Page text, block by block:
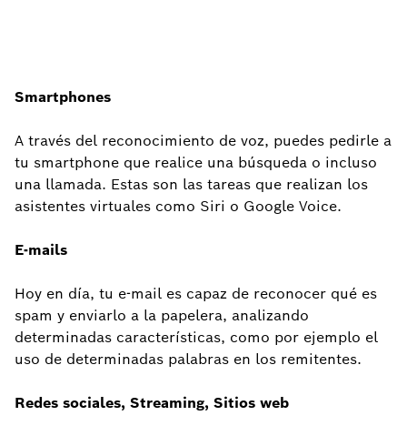
Smartphones
A través del reconocimiento de voz, puedes pedirle a
tu smartphone que realice una búsqueda o incluso
una llamada. Estas son las tareas que realizan los
asistentes virtuales como Siri o Google Voice.
E-mails
Hoy en día, tu e-mail es capaz de reconocer qué es
spam y enviarlo a la papelera, analizando
determinadas características, como por ejemplo el
uso de determinadas palabras en los remitentes.
Redes sociales, Streaming, Sitios web